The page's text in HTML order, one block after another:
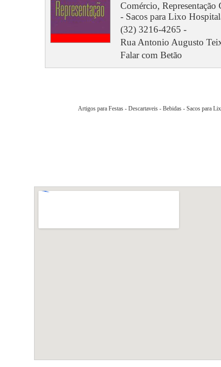
Comércio, Representação
- Sacos para Lixo
(32) 3216-4265 -
Rua Antonio Augusto
Falar com Betão
Artigos para Festas - Descartaveis - Bebidas - Sacos para